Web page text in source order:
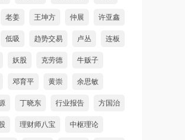
老姜 王坤方 仲展 许亚鑫
低吸 趋势交易 卢丛 连板
妖股 克劳德 牛贩子
邓育平 黄崇 余思敏
丁晓东 行业报告 方国治
理财师八宝 中枢理论